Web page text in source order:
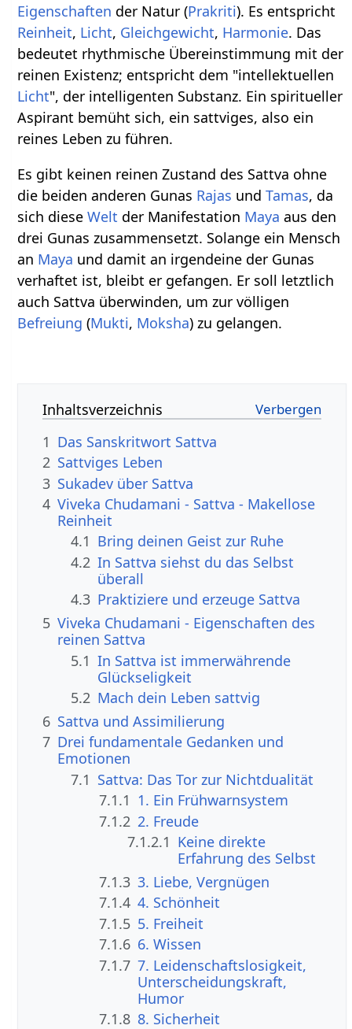
Eigenschaften der Natur (Prakriti). Es entspricht
Reinheit, Licht, Gleichgewicht, Harmonie. Das
bedeutet rhythmische Übereinstimmung mit der
reinen Existenz; entspricht dem "intellektuellen
Licht", der intelligenten Substanz. Ein spiritueller
Aspirant bemüht sich, ein sattviges, also ein
reines Leben zu führen.
Es gibt keinen reinen Zustand des Sattva ohne
die beiden anderen Gunas Rajas undTamas, da
sich dieseWelt der Manifestation Maya aus den
drei Gunas zusammensetzt. Solange ein Mensch
an Maya und damit an irgendeine der Gunas
verhaftet ist, bleibt er gefangen. Er soll letztlich
auch Sattva überwinden, um zur völligen
Befreiung (Mukti, Moksha) zu gelangen.
Inhaltsverzeichnis
1 Das Sanskritwort Sattva
2 Sattviges Leben
3 Sukadev über Sattva
4 Viveka Chudamani - Sattva - Makellose
Reinheit
4.1 Bring deinen Geist zur Ruhe
4.2 In Sattva siehst du das Selbst
überall
4.3 Praktiziere und erzeuge Sattva
5 Viveka Chudamani - Eigenschaften des
reinen Sattva
5.1 In Sattva ist immerwährende
Glückseligkeit
5.2 Mach dein Leben sattvig
6 Sattva und Assimilierung
7 Drei fundamentale Gedanken und
Emotionen
7.1 Sattva: Das Tor zur Nichtdualität
7.1.1 1. Ein Frühwarnsystem
7.1.2 2. Freude
7.1.2.1 Keine direkte
Erfahrung des Selbst
7.1.3 3. Liebe, Vergnügen
7.1.4 4. Schönheit
7.1.5 5. Freiheit
7.1.6 6. Wissen
7.1.7 7. Leidenschaftslosigkeit,
Unterscheidungskraft,
Humor
7.1.8 8. Sicherheit